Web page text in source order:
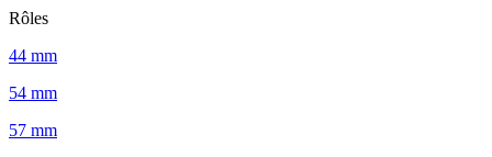
Rôles
44 mm
54 mm
57 mm